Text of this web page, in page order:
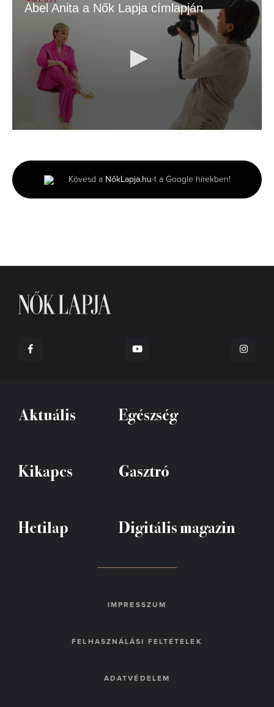
Ábel Anita a Nők Lapja címlapján
minutes,
48
seconds
Kövesd a NőkLapja.hu-t a Google hírekben!
Aktuális Egészség
Kikapcs Gasztró
Hetilap Digitális magazin
IMPRESSZUM
FELHASZNÁLÁSI FELTÉTELEK
ADATVÉDELEM